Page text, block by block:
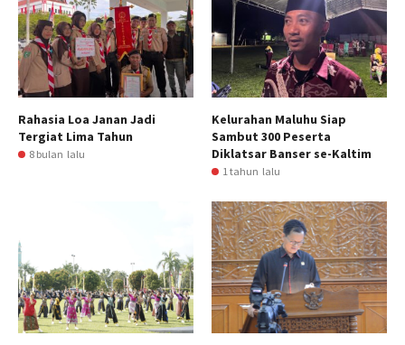
Rahasia Loa Janan Jadi
Tergiat Lima Tahun
8 bulan lalu
Kelurahan Maluhu Siap
Sambut 300 Peserta
Diklatsar Banser se-Kaltim
1 tahun lalu